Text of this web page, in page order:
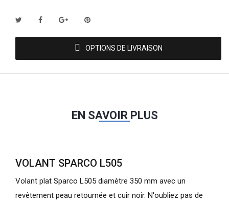
OPTIONS DE LIVRAISON
EN SAVOIR PLUS
VOLANT SPARCO L505
Volant plat Sparco L505 diamètre 350 mm avec un
revêtement peau retournée et cuir noir. N'oubliez pas de